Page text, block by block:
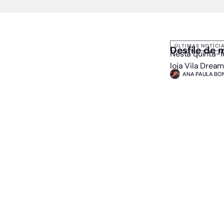
ÚLTIMAS
Desfile de
Nesta quinta-
loja Vila
ANA PAULA